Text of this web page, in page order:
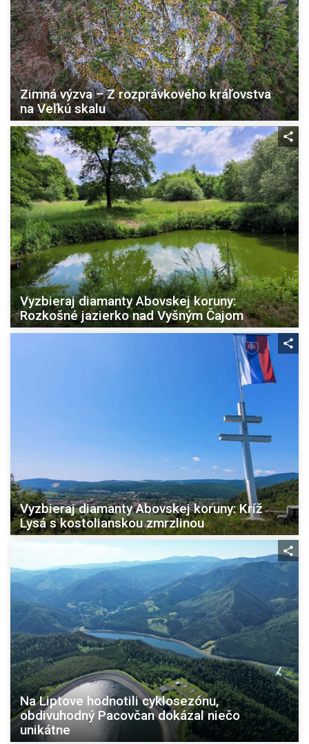
Zimná výzva – Z rozprávkového kráľovstva
na Veľkú skalu
Vyzbieraj diamanty Abovskej koruny:
Rozkošné jazierko nad Vyšným Čajom
Vyzbieraj diamanty Abovskej koruny: Kríž
Lysá s kostolianskou zmrzlinou
Na Liptove hodnotili cyklosezónu,
obdivuhodný Pacovčan dokázal niečo
unikátne